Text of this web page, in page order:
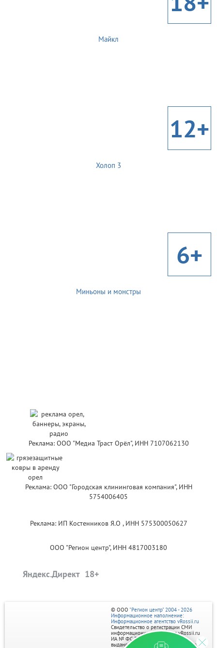
Майкл
12+
Холоп 3
6+
Миньоны и монстры
Реклама: ООО "Медиа Траст Орёл", ИНН 7107062130
Реклама: ООО "Городская клининговая компания", ИНН
5754006405
Реклама: ИП Костенников Я.О , ИНН 575300050627
ООО "Регион центр", ИНН 4817003180
Яндекс.Директ
© ООО "Регион центр" 2004 - 2026
Информационное наполнение:
Информационное агентство vRossii.ru
Свидетельство о регистрации СМИ
информационного агентства vRossii.ru
ИА № ФС 77‑35502
выдано РОСКОМНАДЗОРом 04 марта